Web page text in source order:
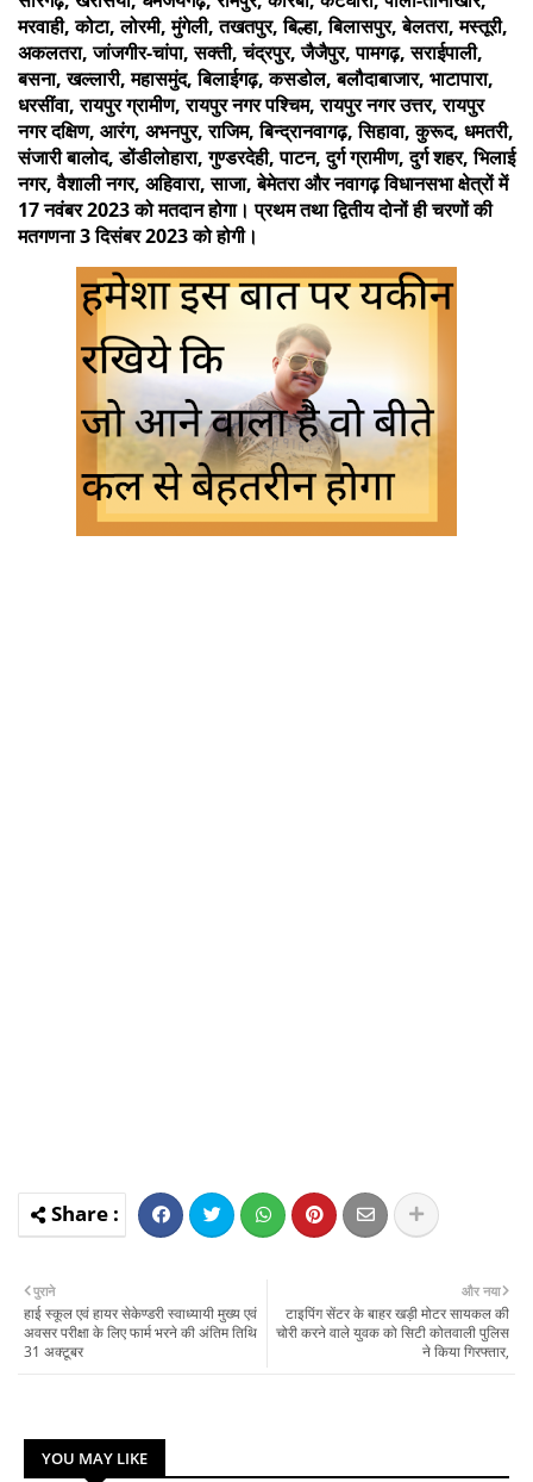
मरवाही, कोटा, लोरमी, मुंगेली, तखतपुर, बिल्हा, बिलासपुर, बेलतरा, मस्तूरी,
अकलतरा, जांजगीर-चांपा, सक्ती, चंद्रपुर, जैजैपुर, पामगढ़, सराईपाली,
बसना, खल्लारी, महासमुंद, बिलाईगढ़, कसडोल, बलौदाबाजार, भाटापारा,
धरसींवा, रायपुर ग्रामीण, रायपुर नगर पश्चिम, रायपुर नगर उत्तर, रायपुर
नगर दक्षिण, आरंग, अभनपुर, राजिम, बिन्द्रानवागढ़, सिहावा, कुरूद, धमतरी,
संजारी बालोद, डोंडीलोहारा, गुण्डरदेही, पाटन, दुर्ग ग्रामीण, दुर्ग शहर, भिलाई
नगर, वैशाली नगर, अहिवारा, साजा, बेमेतरा और नवागढ़ विधानसभा क्षेत्रों में
17 नवंबर 2023 को मतदान होगा। प्रथम तथा द्वितीय दोनों ही चरणों की
मतगणना 3 दिसंबर 2023 को होगी।
और नया
टाइपिंग सेंटर के बाहर खड़ी मोटर सायकल की
चोरी करने वाले युवक को सिटी कोतवाली पुलिस
ने किया गिरफ्तार,
पुराने
हाई स्कूल एवं हायर सेकेण्डरी स्वाध्यायी मुख्य एवं
अवसर परीक्षा के लिए फार्म भरने की अंतिम तिथि
31 अक्टूबर
YOU MAY LIKE